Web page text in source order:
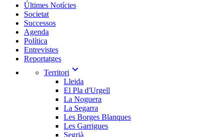
Últimes Notícies
Societat
Successos
Agenda
Política
Entrevistes
Reportatges
Territori expand_more
Lleida
El Pla d'Urgell
La Noguera
La Segarra
Les Borges Blanques
Les Garrigues
Segrià